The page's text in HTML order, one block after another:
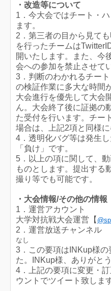
・改造等について
1．今大会ではチート・
ます。
2．第三者の目から見て
を行ったチームは
開いたします。また、今
会への参加を禁止させて
3．判断のわかれるチー
の検証作業に多大な時間
大会進行を優先して大会
ん。大会終了後に証拠の
た受付を行います。チー
場合は、上記2項と同様
4．透明化バグ等は発生
「負け」です。
5．以上の項に関して、
ものとします。提出する
撮り等でも可能です。
・大会情報/その他の情報
1．運営アカウント
大学対抗戦大会運営【
2．運営放送チャンネル
なし
3．この要項はINKup様
た。INKup様、ありがと
4．上記の要項に変更・
ウントでツイート致しま